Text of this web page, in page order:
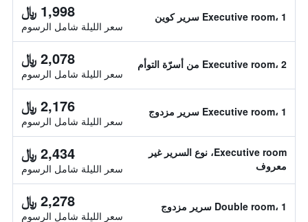
Executive room، 1 سرير كوين 1,998 ﷼
سعر الليلة شامل الرسوم
Executive room، 2 من أسرّة التوأم 2,078 ﷼
سعر الليلة شامل الرسوم
Executive room، 1 سرير مزدوج 2,176 ﷼
سعر الليلة شامل الرسوم
Executive room، نوع السرير غير
معروف
2,434 ﷼
سعر الليلة شامل الرسوم
Double room، 1 سرير مزدوج 2,278 ﷼
سعر الليلة شامل الرسوم